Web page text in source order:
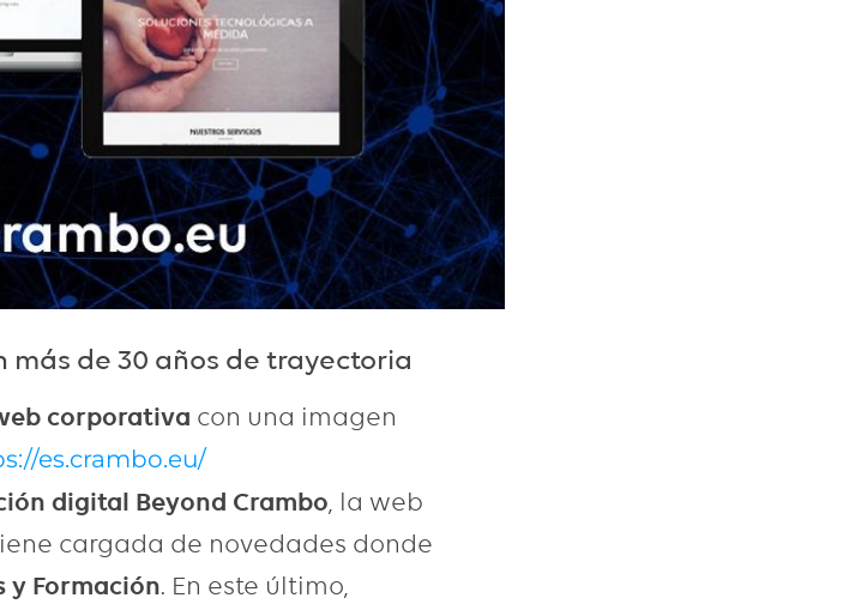
de 30 años de trayectoria
corporativa con una imagen
es.crambo.eu/
digital Beyond Crambo , la web
cargada de novedades donde
y Formación. En este último,